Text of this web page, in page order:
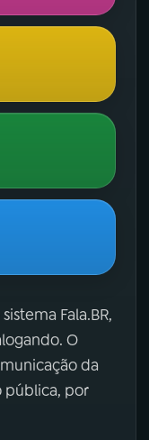
Fala.BR,
O
da
pública, por